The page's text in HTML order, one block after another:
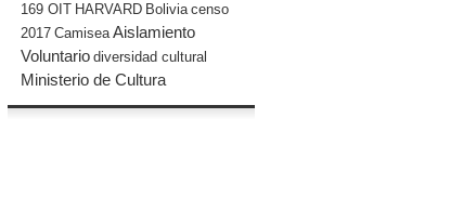
169 OIT HARVARD Bolivia censo
2017 Camisea Aislamiento
Voluntario diversidad cultural
Ministerio de Cultura